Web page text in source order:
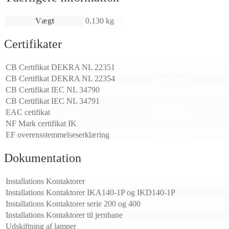
Vægt 0,130 kg
Certifikater
CB Certifikat DEKRA NL 22351
CB Certifikat DEKRA NL 22354
CB Certifikat IEC NL 34790
CB Certifikat IEC NL 34791
EAC cetifikat
NF Mark certifikat IK
EF overensstemmelseserklæring
Dokumentation
Installations Kontaktorer
Installations Kontaktorer IKA140-1P og IKD140-1P
Installations Kontaktorer serie 200 og 400
Installations Kontaktorer til jernbane
Udskiftning af lamper